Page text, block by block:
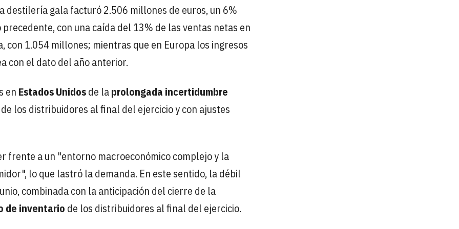
destilería gala facturó 2.506 millones de euros, un 6%
con una caída del 13% de las ventas netas en
con 1.054 millones; mientras que en Europa los ingresos
con el dato del año anterior.
en Estados Unidosde laprolongada incertidumbre
los distribuidores al final del ejercicio y con ajustes
frente a un "entorno macroeconómico complejo y la
lo que lastró la demanda. En este sentido, la débil
combinada con la anticipación del cierre de la
de inventario de los distribuidores al final del ejercicio.